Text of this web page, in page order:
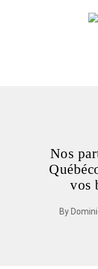
Nos
vos
By